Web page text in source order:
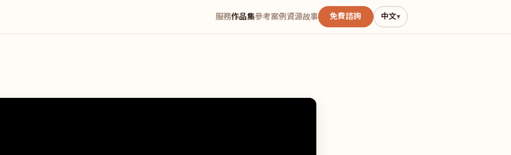
服務作品集參考案例資源故事 免費諮詢 中文▾